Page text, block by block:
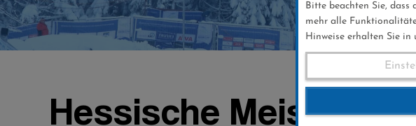
Hessische
Bitte beachten Sie,
mehr alle
Hinweise erhalten Sie in